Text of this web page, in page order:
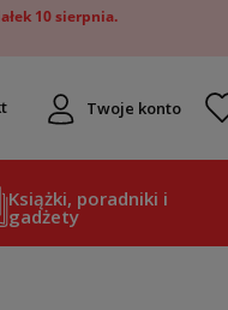
10 sierpnia.
Twoje konto
Książki, poradniki i
gadżety